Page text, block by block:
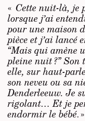
« Cette nuit-là, je
lorsque j’ai
pour une maison
pièce et j’ai
“Mais qui amène
pleine nuit ?” Son
elle, sur haut-
son neveu ou sa
Denderleeuw. Je
rigolant… Et je
endormir le bébé. »